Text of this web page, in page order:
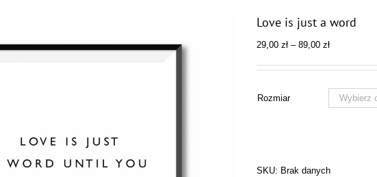
Love is just a word
29,00 zł – 89,00 złZakres
od
89,00 zł
Rozmiar
SKU: Brak danych